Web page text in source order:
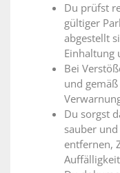
Du prüfst
gültiger
abgestellt
Einhaltung
Bei
und gemäß
Du sorgst
sauber
entfernen,